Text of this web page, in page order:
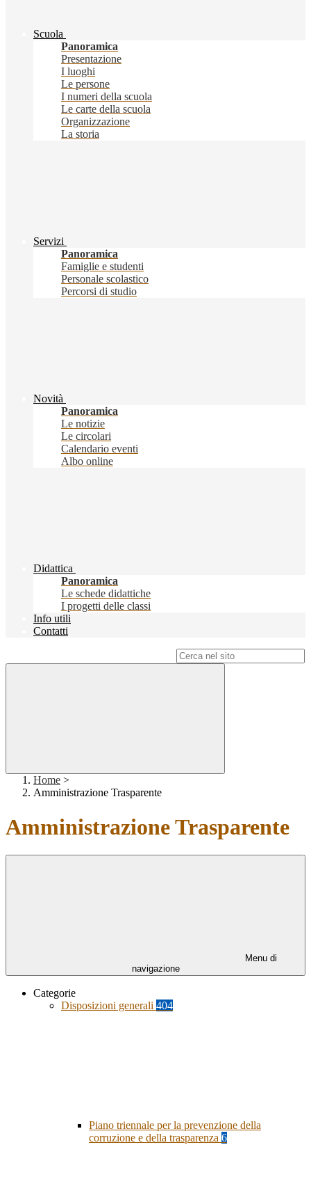
Scuola
Panoramica
Presentazione
I luoghi
Le persone
I numeri della scuola
Le carte della scuola
Organizzazione
La storia
Servizi
Panoramica
Famiglie e studenti
Personale scolastico
Percorsi di studio
Novità
Panoramica
Le notizie
Le circolari
Calendario eventi
Albo online
Didattica
Panoramica
Le schede didattiche
I progetti delle classi
Info utili
Contatti
Home >
Amministrazione Trasparente
Amministrazione Trasparente
Menu di
navigazione
Categorie
Disposizioni generali 404
Piano triennale per la prevenzione della
corruzione e della trasparenza 6